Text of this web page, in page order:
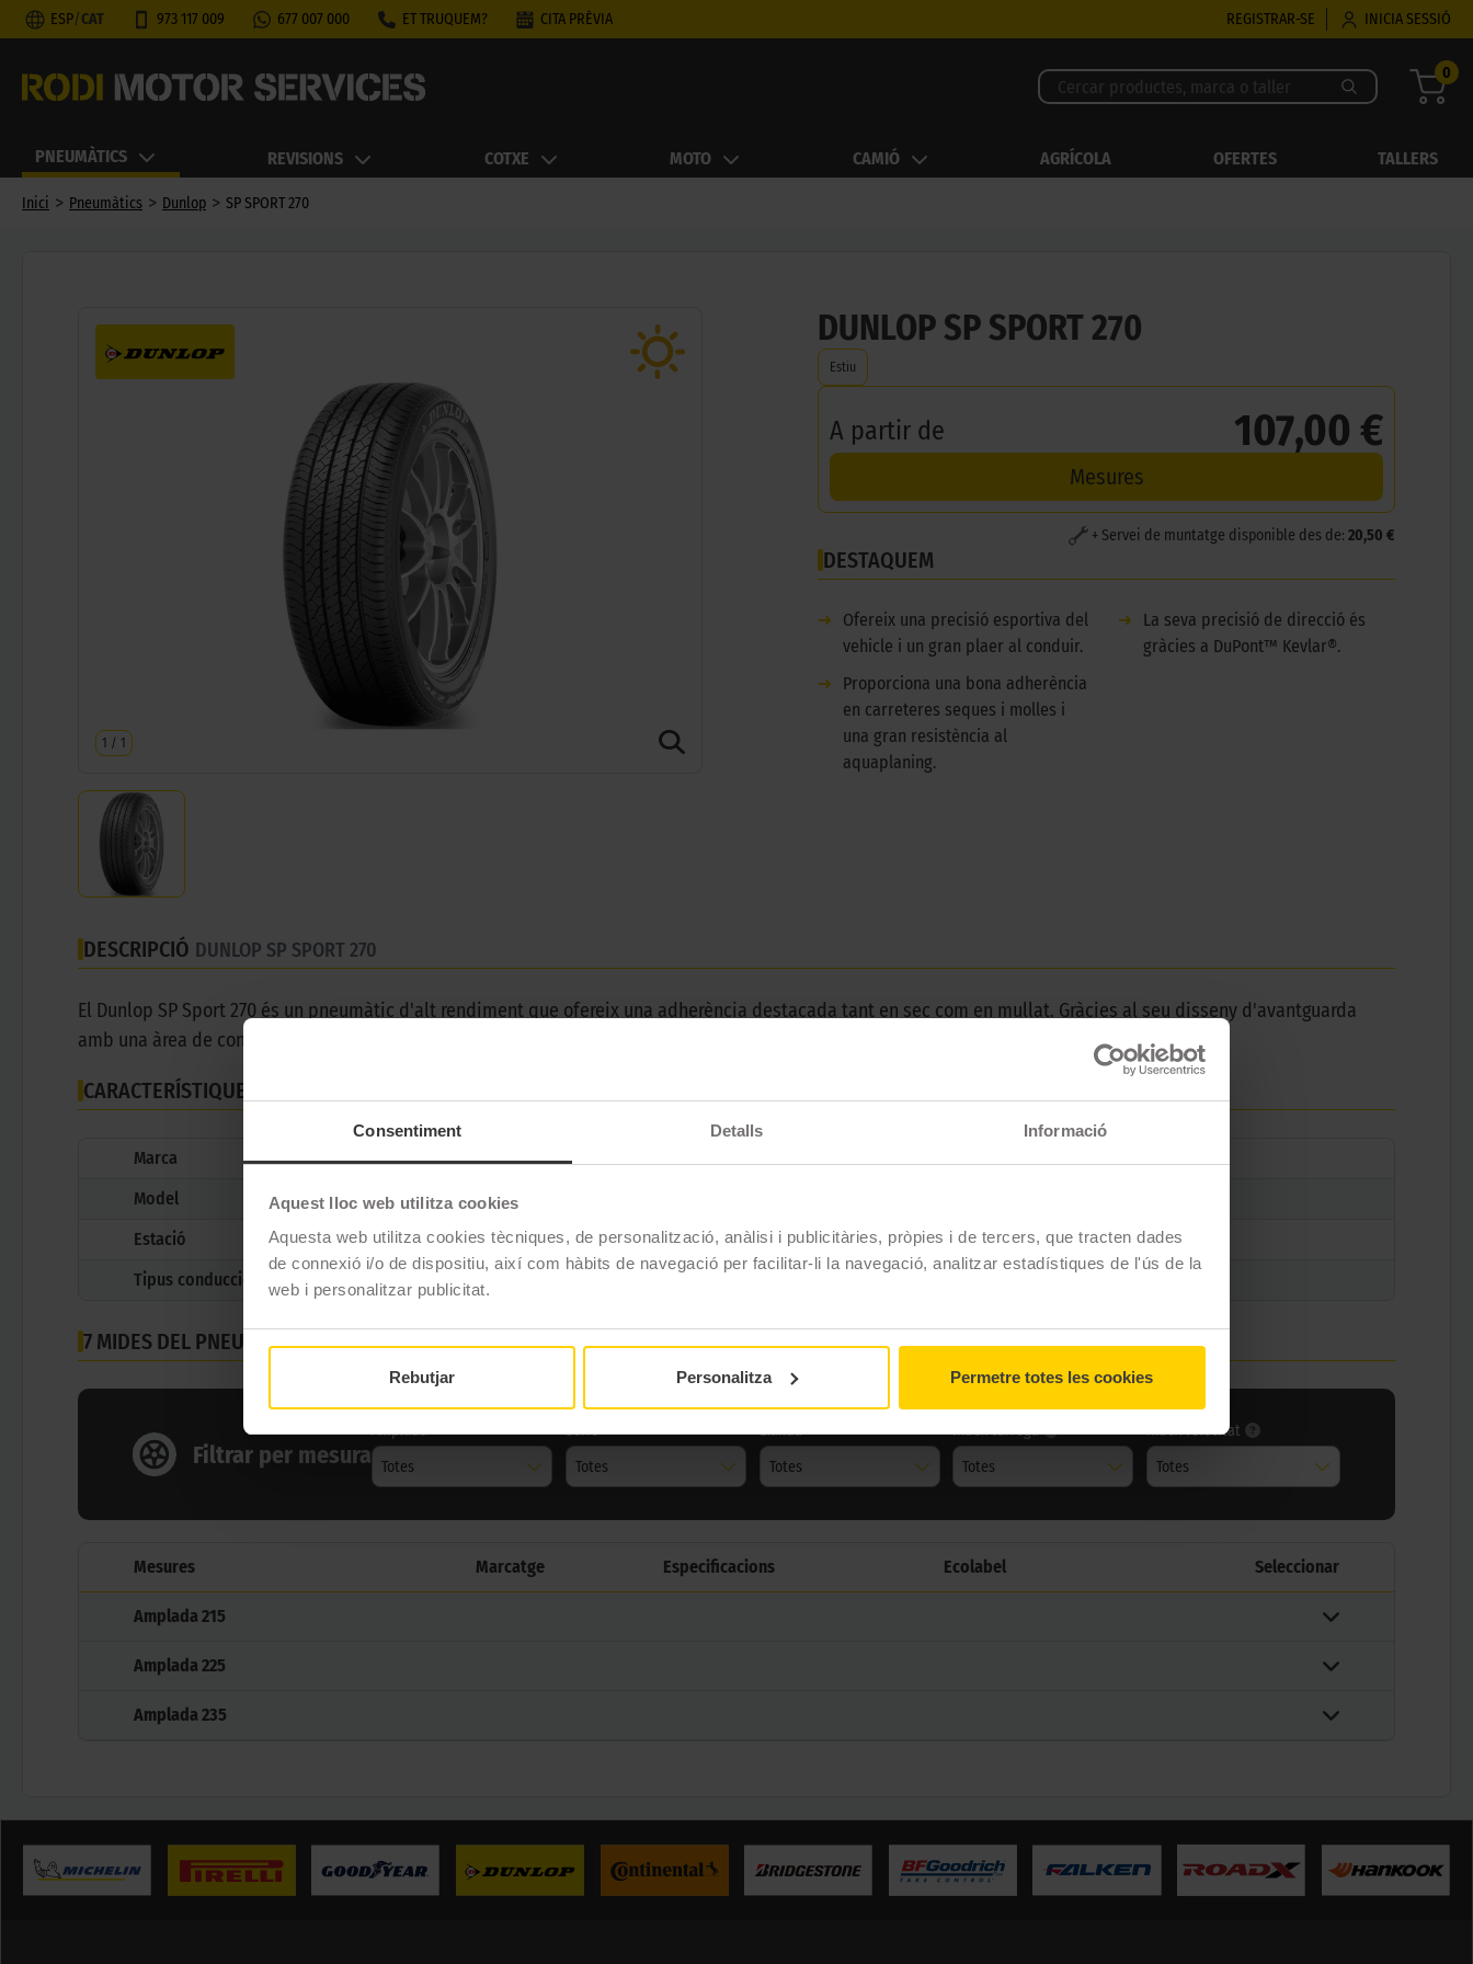
Consentiment Detalls Informació
Aquest lloc web utilitza cookies
Aquesta web utilitza cookies tècniques, de personalització, anàlisi i publicitàries, pròpies i de tercers, que tracten dades
de connexió i/o de dispositiu, així com hàbits de navegació per facilitar-li la navegació, analitzar estadístiques de l'ús de la
web i personalitzar publicitat.
Rebutjar Personalitza Permetre totes les cookies
ESP/CAT 973 117 009 677 007 000 ET TRUQUEM? CITA PRÈVIA REGISTRAR-SE INICIA SESSIÓ
0
PNEUMÀTICS REVISIONS COTXE MOTO CAMIÓ AGRÍCOLA OFERTES TALLERS
Inici > Pneumàtics > Dunlop > SP SPORT 270
1 / 1
DUNLOP SP SPORT 270
Estiu
A partir de 107,00 €
Mesures
+ Servei de muntatge disponible des de: 20,50 €
DESTAQUEM
➜
Ofereix una precisió esportiva del
vehicle i un gran plaer al conduir.
➜
La seva precisió de direcció és
gràcies a DuPont™ Kevlar®.
➜
Proporciona una bona adherència
en carreteres seques i molles i
una gran resistència al
aquaplaning.
DESCRIPCIÓ DUNLOP SP SPORT 270
El Dunlop SP Sport 270 és un pneumàtic d'alt rendiment que ofereix una adherència destacada tant en sec com en mullat. Gràcies al seu disseny d'avantguarda
amb una àrea de contacte més gran, té un comportament a la carretera amb una major estabilitat i control.
CARACTERÍSTIQUES TÈCNIQUES
Marca
Model
Estació
Estiu
Tipus conducció
7 MIDES DEL PNEUMÀTIC DUNLOP SP SPORT 270
Filtrar per mesura
Amplada
Totes
Serie
Totes
Llanda
Totes
Índex càrrega
Totes
Índex velocitat
Totes
Mesures Marcatge Especificacions Ecolabel Seleccionar
Amplada 215
Amplada 225
Amplada 235